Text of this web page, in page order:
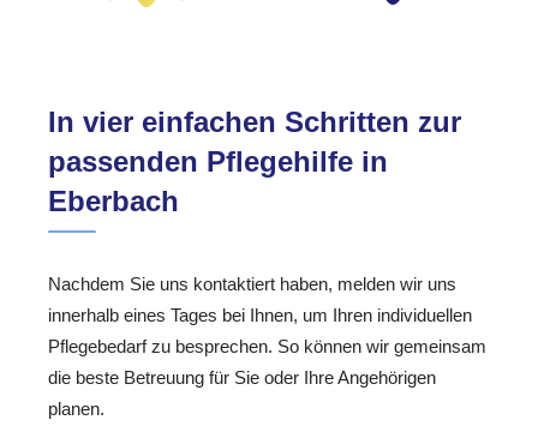
In vier einfachen Schritten zur
passenden Pflegehilfe in
Eberbach
Nachdem Sie uns kontaktiert haben, melden wir uns
innerhalb eines Tages bei Ihnen, um Ihren individuellen
Pflegebedarf zu besprechen. So können wir gemeinsam
die beste Betreuung für Sie oder Ihre Angehörigen
planen.